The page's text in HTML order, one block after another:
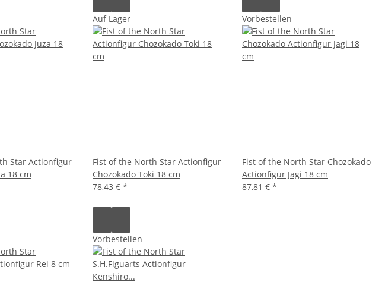
Star Actionfigur
18 cm
Auf Lager
Fist of the North Star Actionfigur
Chozokado Toki 18 cm
78,43 € *
Vorbestellen
Fist of the North Star Chozokado
Actionfigur Jagi 18 cm
87,81 € *
Vorbestellen